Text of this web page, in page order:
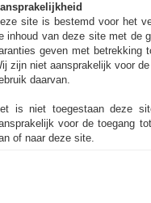
site is bestemd voor het
inhoud van deze site met de
geven met betrekking
zijn niet aansprakelijk voor
daarvan.
is niet toegestaan deze
voor de toegang
of naar deze site.